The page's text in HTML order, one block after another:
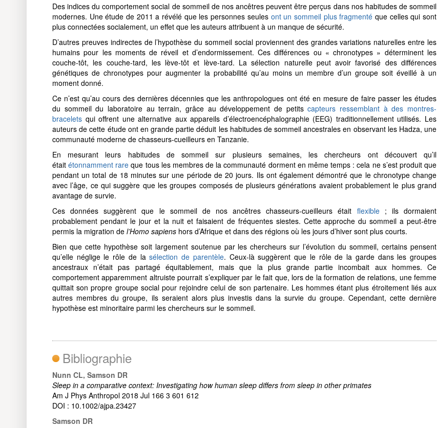
Des indices du comportement social de sommeil de nos ancêtres peuvent être perçus dans nos habitudes de sommeil
modernes. Une étude de 2011 a révélé que les personnes seulesont un sommeil plus fragmenté que celles qui sont
plus connectées socialement, un effet que les auteurs attribuent à un manque de sécurité.
D’autres preuves indirectes de l’hypothèse du sommeil social proviennent des grandes variations naturelles entre les
humains pour les moments de réveil et d’endormissement. Ces différences ou « chronotypes » déterminent les
couche-tôt, les couche-tard, les lève-tôt et lève-tard. La sélection naturelle peut avoir favorisé des différences
génétiques de chronotypes pour augmenter la probabilité qu’au moins un membre d’un groupe soit éveillé à un
moment donné.
Ce n’est qu’au cours des dernières décennies que les anthropologues ont été en mesure de faire passer les études
du sommeil du laboratoire au terrain, grâce au développement de petitscapteurs ressemblant à des montres-
bracelets qui offrent une alternative aux appareils d’électroencéphalographie (EEG) traditionnellement utilisés. Les
auteurs de cette étude ont en grande partie déduit les habitudes de sommeil ancestrales en observant les Hadza, une
communauté moderne de chasseurs-cueilleurs en Tanzanie.
En mesurant leurs habitudes de sommeil sur plusieurs semaines, les chercheurs ont découvert qu’il
était étonnamment rare que tous les membres de la communauté dorment en même temps : cela ne s’est produit que
pendant un total de 18 minutes sur une période de 20 jours. Ils ont également démontré que le chronotype change
avec l’âge, ce qui suggère que les groupes composés de plusieurs générations avaient probablement le plus grand
avantage de survie.
Ces données suggèrent que le sommeil de nos ancêtres chasseurs-cueilleurs était flexible; ils dormaient
probablement pendant le jour et la nuit et faisaient de fréquentes siestes. Cette approche du sommeil a peut-être
permis la migration de l’Homo sapiens hors d’Afrique et dans des régions où les jours d’hiver sont plus courts.
Bien que cette hypothèse soit largement soutenue par les chercheurs sur l’évolution du sommeil, certains pensent
qu’elle néglige le rôle de la sélection de parentèle. Ceux-là suggèrent que le rôle de la garde dans les groupes
ancestraux n’était pas partagé équitablement, mais que la plus grande partie incombait aux hommes. Ce
comportement apparemment altruiste pourrait s’expliquer par le fait que, lors de la formation de relations, une femme
quittait son propre groupe social pour rejoindre celui de son partenaire. Les hommes étant plus étroitement liés aux
autres membres du groupe, ils seraient alors plus investis dans la survie du groupe. Cependant, cette dernière
hypothèse est minoritaire parmi les chercheurs sur le sommeil.
Bibliographie
Nunn CL, Samson DR
Sleep in a comparative context: Investigating how human sleep differs from sleep in other primates
Am J Phys Anthropol 2018 Jul 166 3 601 612
DOI : 10.1002/ajpa.23427
Samson DR